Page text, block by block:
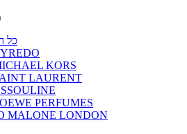
כל
KORS
LAURENT
PERFUMES
MALONE LONDON